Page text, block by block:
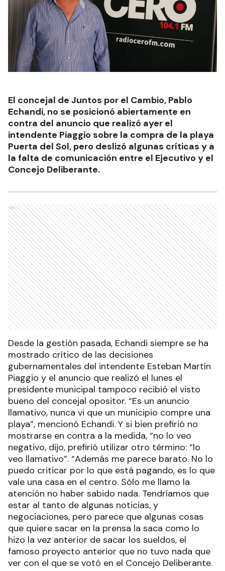
El concejal de Juntos por el Cambio, Pablo
Echandi, no se posicionó abiertamente en
contra del anuncio que realizó ayer el
intendente Piaggio sobre la compra de la playa
Puerta del Sol, pero deslizó algunas críticas y a
la falta de comunicación entre el Ejecutivo y el
Concejo Deliberante.
Ads
Desde la gestión pasada, Echandi siempre se ha
mostrado crítico de las decisiones
gubernamentales del intendente Esteban Martín
Piaggio y el anuncio que realizó el lunes el
presidente municipal tampoco recibió el visto
bueno del concejal opositor. “Es un anuncio
llamativo, nunca vi que un municipio compre una
playa”, mencionó Echandi. Y si bien prefirió no
mostrarse en contra a la medida, “no lo veo
negativo, dijo, prefirió utilizar otro término: “lo
veo llamativo”. “Además me parece barato. No lo
puedo criticar por lo que está pagando, es lo que
vale una casa en el centro. Sólo me llamo la
atención no haber sabido nada. Tendríamos que
estar al tanto de algunas noticias, y
negociaciones, pero parece que algunas cosas
que quiere sacar en la prensa la saca como lo
hizo la vez anterior de sacar los sueldos, el
famoso proyecto anterior que no tuvo nada que
ver con el que se votó en el Concejo Deliberante.